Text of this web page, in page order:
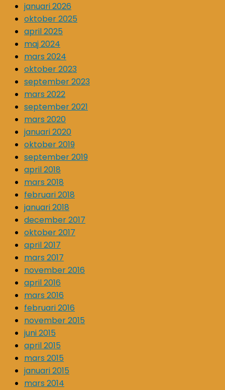
januari 2026
oktober 2025
april 2025
maj 2024
mars 2024
oktober 2023
september 2023
mars 2022
september 2021
mars 2020
januari 2020
oktober 2019
september 2019
april 2018
mars 2018
februari 2018
januari 2018
december 2017
oktober 2017
april 2017
mars 2017
november 2016
april 2016
mars 2016
februari 2016
november 2015
juni 2015
april 2015
mars 2015
januari 2015
mars 2014